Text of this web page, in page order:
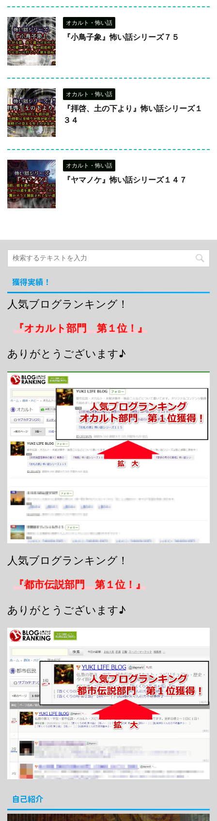
オカルト・怖い話
『小鳥子象』怖い話シリーズ７５
オカルト・怖い話
『拝啓、土の下より』怖い話シリーズ１
３４
オカルト・怖い話
『ヤマノケ』怖い話シリーズ１４７
獲得実績！
人気ブログランキング！
『オカルト部門 第１位！』
ありがとうございます♪
人気ブログランキング！
『都市伝説部門 第１位！』
ありがとうございます♪
自己紹介